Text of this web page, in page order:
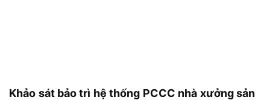
Khảo sát bảo trì hệ thống PCCC nhà xưởng sản